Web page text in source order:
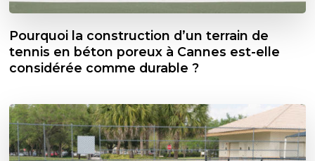
Pourquoi la construction d’un terrain de
tennis en béton poreux à Cannes est-elle
considérée comme durable ?